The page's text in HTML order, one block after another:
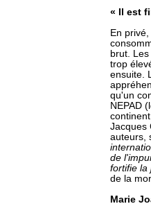
« Il est
En
brut.
trop
ensuite.
qu'un
NEPAD
Jacques
auteurs,
de
fortifie la
de la
Marie